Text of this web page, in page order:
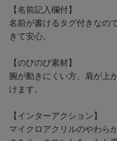
【名前記入欄付】
名前が書けるタグ付きなの
きて安心。
【のびのび素材】
腕が動きにくい方、肩が上
けます。
【インターアクション】
マイクロアクリルのやわら